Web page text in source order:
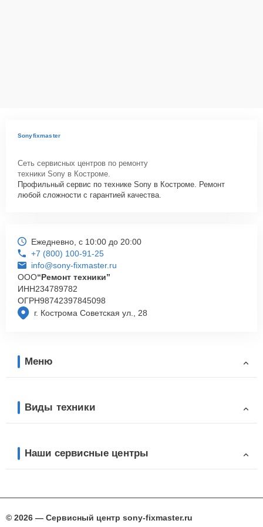
Sonyfixmaster
Сеть сервисных центров по ремонту
техники Sony в Костроме.
Профильный сервис по технике Sony в Костроме. Ремонт
любой сложности с гарантией качества.
г. Кострома Советская ул., 28
Ежедневно, с 10:00 до 20:00
+7 (800) 100-91-25
info@sony-fixmaster.ru
ООО“Ремонт техники”
ИНН234789782
ОГРН98742397845098
Меню
Виды техники
Наши сервисные центры
© 2026 — Сервисный центр sony-fixmaster.ru